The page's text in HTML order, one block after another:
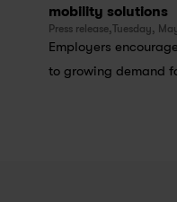
mobility solutions
Press release,Tuesday,
Employers
to growing demand